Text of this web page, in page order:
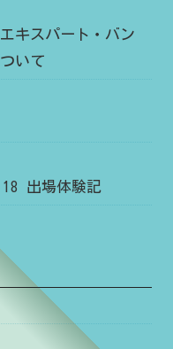
キスパート・バン
いて
出場体験記